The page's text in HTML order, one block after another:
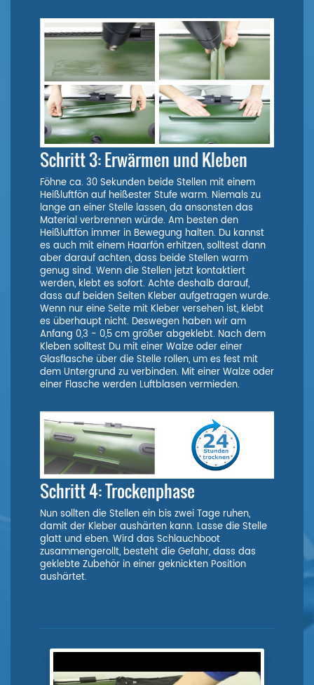
Schritt 3: Erwärmen und Kleben
Föhne ca. 30 Sekunden beide Stellen mit einem
Heißluftfön auf heißester Stufe warm. Niemals zu
lange an einer Stelle lassen, da ansonsten das
Material verbrennen würde. Am besten den
Heißluftfön immer in Bewegung halten. Du kannst
es auch mit einem Haarfön erhitzen, solltest dann
aber darauf achten, dass beide Stellen warm
genug sind. Wenn die Stellen jetzt kontaktiert
werden, klebt es sofort. Achte deshalb darauf,
dass auf beiden Seiten Kleber aufgetragen wurde.
Wenn nur eine Seite mit Kleber versehen ist, klebt
es überhaupt nicht. Deswegen haben wir am
Anfang 0,3 - 0,5 cm größer abgeklebt. Nach dem
Kleben solltest Du mit einer Walze oder einer
Glasflasche über die Stelle rollen, um es fest mit
dem Untergrund zu verbinden. Mit einer Walze oder
einer Flasche werden Luftblasen vermieden.
Schritt 4: Trockenphase
Nun sollten die Stellen ein bis zwei Tage ruhen,
damit der Kleber aushärten kann. Lasse die Stelle
glatt und eben. Wird das Schlauchboot
zusammengerollt, besteht die Gefahr, dass das
geklebte Zubehör in einer geknickten Position
aushärtet.